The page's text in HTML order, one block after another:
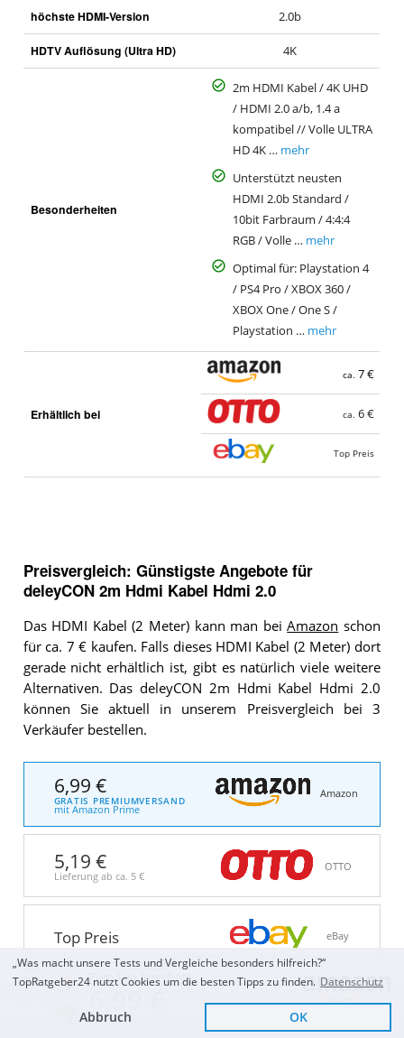
Zum Top Angebot
KOSTENLOSE LIEFERUNG Sofort Lieferbar
höchste HDMI-Version 2.0b
HDTV Auflösung (Ultra HD) 4K
Besonderheiten
2m HDMI Kabel / 4K UHD
/ HDMI 2.0 a/b, 1.4 a
kompatibel // Volle ULTRA
HD 4K … mehr
Unterstützt neusten
HDMI 2.0b Standard /
10bit Farbraum / 4:4:4
RGB / Volle … mehr
Optimal für: Playstation 4
/ PS4 Pro / XBOX 360 /
XBOX One / One S /
Playstation … mehr
Erhältlich bei
ca. 7 €
ca. 6 €
Top Preis
Preisvergleich: Günstigste Angebote für
deleyCON 2m Hdmi Kabel Hdmi 2.0
Das HDMI Kabel (2 Meter) kann man beiAmazon schon
für ca. 7 € kaufen. Falls dieses HDMI Kabel (2 Meter) dort
gerade nicht erhältlich ist, gibt es natürlich viele weitere
Alternativen. Das deleyCON 2m Hdmi Kabel Hdmi 2.0
können Sie aktuell in unserem Preisvergleich bei 3
Verkäufer bestellen.
6,99 €
GRATIS PREMIUMVERSAND
mit Amazon Prime
Amazon
5,19 €
Lieferung ab ca. 5 €
OTTO
Top Preis eBay
Versandkosten. Weitere Details zu den Angebotenfinden Sie
auf der jeweiligen Webseite.
„Was macht unsere Tests und Vergleiche besonders hilfreich?“
TopRatgeber24 nutzt Cookies um die besten Tipps zu finden. Datenschutz
Abbruch OK